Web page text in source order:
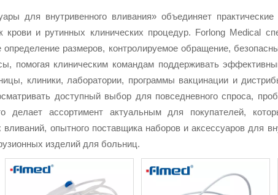
для внутривенного вливания» объединяет
крови и рутинных клинических процедур. Forlong Medical
определение размеров, контролируемое обращение,
помогая клиническим командам поддерживать
клиники, лаборатории, программы вакцинации и
доступный выбор для повседневного спроса,
делает ассортимент актуальным для покупателей,
опытного поставщика наборов и аксессуаров для
изделий для больниц.